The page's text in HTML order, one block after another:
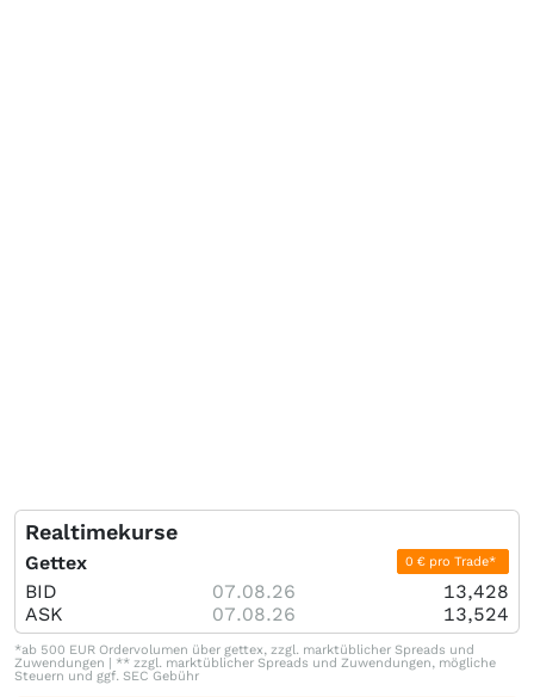
Realtimekurse
Gettex 0 € pro Trade*
BID 07.08.26
13,428
ASK
07.08.26 13,524
*ab 500 EUR Ordervolumen über gettex, zzgl. marktüblicher Spreads und
Zuwendungen | ** zzgl. marktüblicher Spreads und Zuwendungen, mögliche
Steuern und ggf. SEC Gebühr